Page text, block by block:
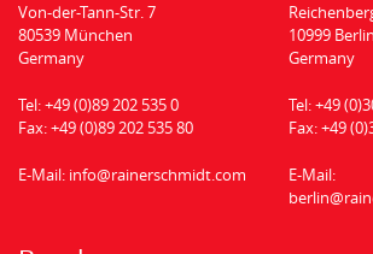
Von-der-Tann-Str. 7
80539 München
Germany
Tel:+49 (0)89 202 535 0
Fax:+49 (0)89 202 535 80
E-Mail: info@rainerschmidt.com
10999 Berlin
Germany
Tel:+49
Fax:+49
E-Mail: